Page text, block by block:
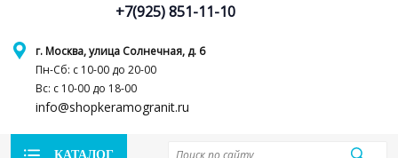
г. Москва, улица Солнечная, д. 6
Пн-Сб: с 10-00 до 20-00
Вс: с 10-00 до 18-00
info@shopkeramogranit.ru
+7(925) 851-11-10
КАТАЛОГ